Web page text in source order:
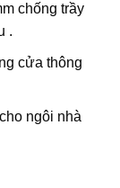
chống trầy
.
cửa thông
ngôi nhà